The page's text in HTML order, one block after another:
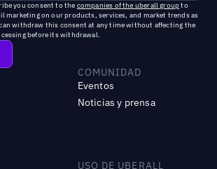
you consent to the companies of the uberall groupto
marketing on our products, services, and market trends as
withdraw this consent at any time without affecting the
before its withdrawal.
COMUNIDAD
Eventos
Noticias y prensa
USO DE UBERALL